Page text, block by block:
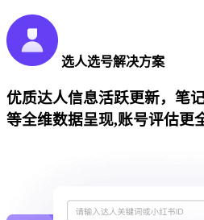
选人选号解决方案
优质达人信息活跃更新，笔
等全维数据呈现,账号评估更